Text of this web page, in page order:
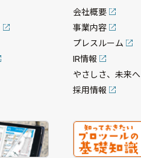
会社概要
事業内容
プレスルーム
IR情報
やさしさ、未来へ
採用情報